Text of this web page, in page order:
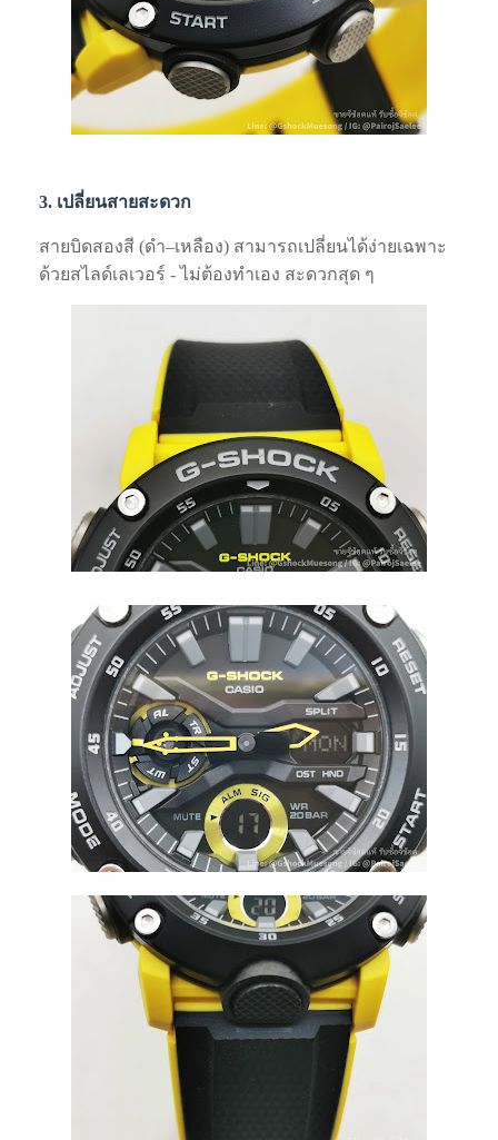
3. เปลี่ยนสายสะดวก
สายบิดสองสี (ดำ–เหลือง) สามารถเปลี่ยนได้ง่ายเฉพาะ
ด้วยสไลด์เลเวอร์ ‑ ไม่ต้องทำเอง สะดวกสุด ๆ